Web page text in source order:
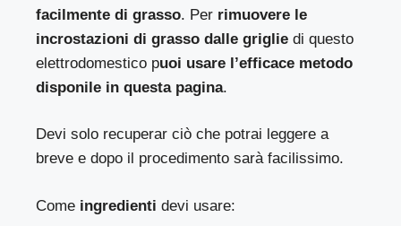
facilmente di grasso. Per rimuovere le
incrostazioni di grasso dalle griglie di questo
elettrodomestico puoi usare l’efficace metodo
disponile in questa pagina.
Devi solo recuperar ciò che potrai leggere a
breve e dopo il procedimento sarà facilissimo.
Come ingredienti devi usare: